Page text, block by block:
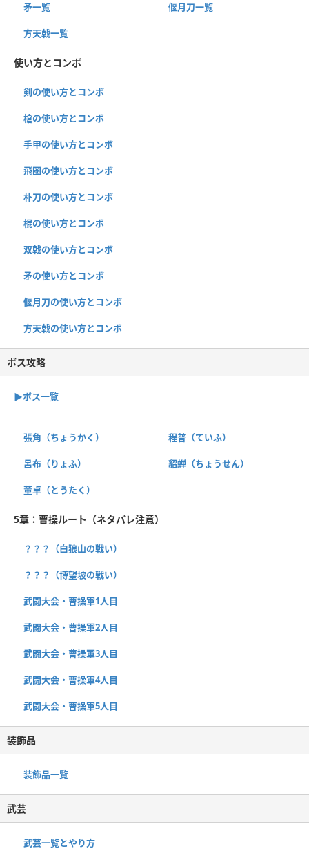
矛一覧 偃月刀一覧
方天戟一覧
使い方とコンボ
剣の使い方とコンボ
槍の使い方とコンボ
手甲の使い方とコンボ
飛圏の使い方とコンボ
朴刀の使い方とコンボ
棍の使い方とコンボ
双戟の使い方とコンボ
矛の使い方とコンボ
偃月刀の使い方とコンボ
方天戟の使い方とコンボ
ボス攻略
▶︎ボス一覧
張角（ちょうかく） 程普（ていふ）
呂布（りょふ） 貂蝉（ちょうせん）
董卓（とうたく）
5章：曹操ルート（ネタバレ注意）
？？？（白狼山の戦い）
？？？（博望坡の戦い）
武闘大会・曹操軍1人目
武闘大会・曹操軍2人目
武闘大会・曹操軍3人目
武闘大会・曹操軍4人目
武闘大会・曹操軍5人目
装飾品
装飾品一覧
武芸
武芸一覧とやり方